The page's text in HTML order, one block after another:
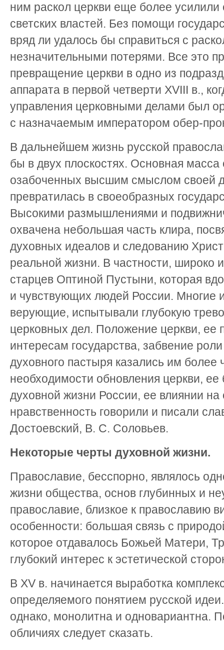
ним раскол церкви еще более усилили
светских властей. Без помощи
вряд ли удалось бы справиться с
незначительными потерями. Все это
превращение церкви в одно из
аппарата в первой четверти XVIII в.,
управления церковными делами был
с назначаемым императором обер-
В дальнейшем жизнь русской
бы в двух плоскостях. Основная
озабоченных высшим смыслом своей
превратилась в своеобразных
Высокими размышлениями и
охвачена небольшая часть клира,
духовных идеалов и следованию
реальной жизни. В частности, широко
старцев Оптиной Пустыни, которая
и чувствующих людей России. Многие
верующие, испытывали глубокую
церковных дел. Положение церкви, ее
интересам государства, забвение
духовного пастыря казались им
необходимости обновления церкви, ее
духовной жизни России, ее влиянии
нравственность говорили и писали
Достоевский, В. С. Соловьев.
Некоторые черты духовной жизни.
Православие, бесспорно, являлось
жизни общества, основ глубинных и
православие, близкое к православию
особенности: большая связь с
которое отдавалось Божьей Матери,
глубокий интерес к эстетической
В XV в. начинается выработка
определяемого понятием русской
однако, монолитна и одновариантна.
обличиях следует сказать.